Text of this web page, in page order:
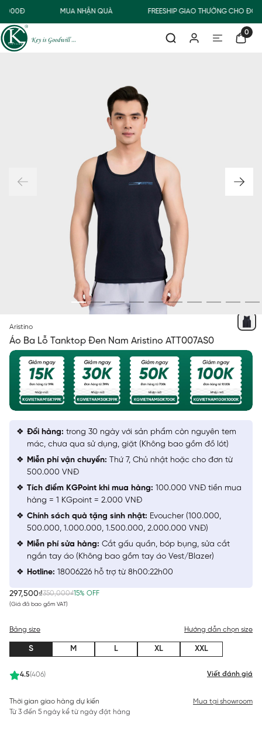
MUA NHẬN QUÀ FREESHIP GIAO THƯỜNG CHO
0
Aristino
Áo Ba Lỗ Tanktop Đen Nam Aristino ATT007AS0
297,500₫350,000₫15% OFF
(Giá đã bao gồm VAT)
4.5(406) Viết đánh giá
Bảng size Hướng dẫn chọn size
S M L XL XXL
Thời gian giao hàng dự kiến
Từ 3 đến 5 ngày kể từ ngày đặt hàng
Mua tại showroom
Đổi hàng: trong 30 ngày với sản phẩm còn nguyên tem
mác, chưa qua sử dụng, giặt (Không bao gồm đồ lót)
Miễn phí vận chuyển: Thứ 7, Chủ nhật hoặc cho đơn từ
500.000 VNĐ
Tích điểm KGPoint khi mua hàng: 100.000 VNĐ tiền mua
hàng = 1 KGpoint = 2.000 VNĐ
Chính sách quà tặng sinh nhật: Evoucher (100.000,
500.000, 1.000.000, 1.500.000, 2.000.000 VNĐ)
Miễn phí sửa hàng: Cắt gấu quần, bóp bụng, sửa cắt
ngắn tay áo (Không bao gồm tay áo Vest/Blazer)
Hotline: 18006226 hỗ trợ từ 8h00:22h00